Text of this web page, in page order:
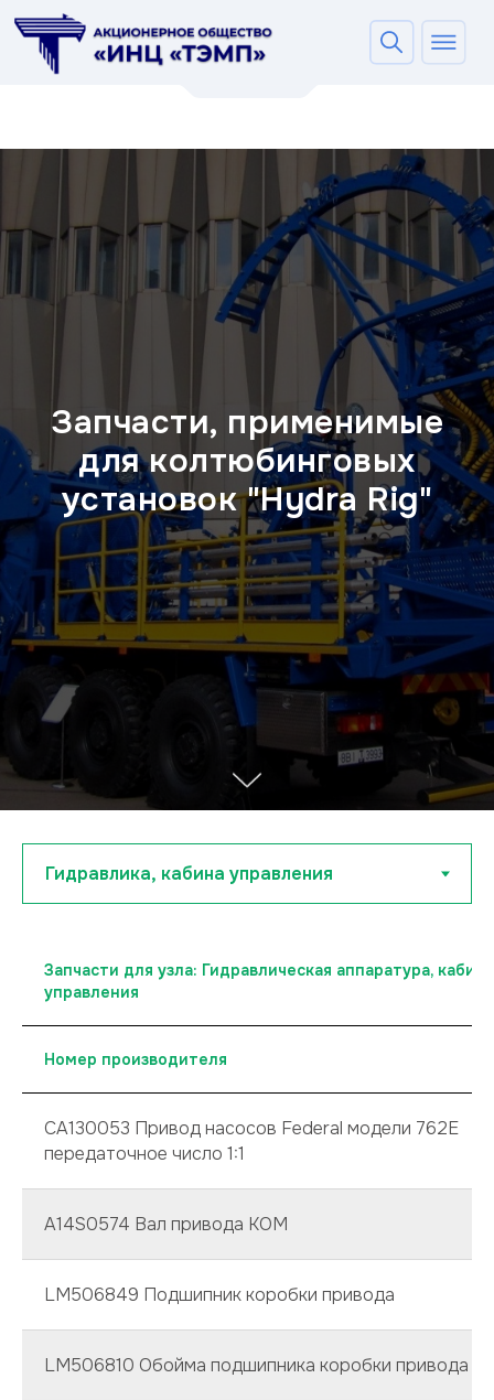
Запчасти, применимые
для колтюбинговых
установок "Hydra Rig"
Запчасти для узла: Гидравлическая аппаратура, кабина
управления
Номер производителя
СА130053 Привод насосов Federal модели 762Е
передаточное число 1:1
А14S0574 Вал привода КОМ
LM506849 Подшипник коробки привода
LM506810 Обойма подшипника коробки привода